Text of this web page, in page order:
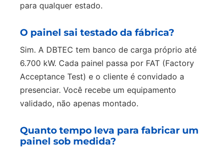
para qualquer estado.
O painel sai testado da fábrica?
Sim. A DBTEC tem banco de carga próprio até
6.700 kW. Cada painel passa por FAT (Factory
Acceptance Test) e o cliente é convidado a
presenciar. Você recebe um equipamento
validado, não apenas montado.
Quanto tempo leva para fabricar um
painel sob medida?